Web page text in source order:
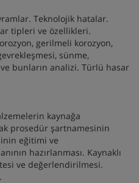
Teknolojik hatalar.
tipleri ve özellikleri.
gerilmeli korozyon,
sünme,
bunların analizi. Türlü hasar
kaynağa
prosedür şartnamesinin
eğitimi ve
hazırlanması. Kaynaklı
ve değerlendirilmesi.